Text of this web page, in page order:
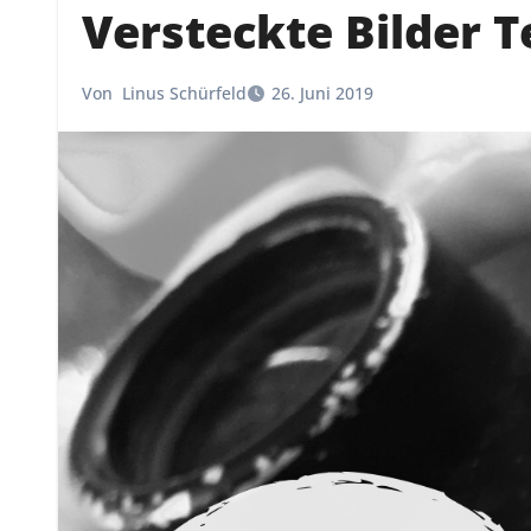
Versteckte Bilder
Von Linus Schürfeld 26. Juni 2019